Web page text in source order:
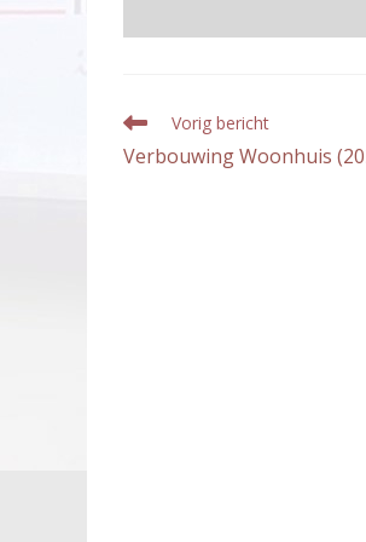
Lees
artikelen
Vorig bericht
Verbouwing Woonhuis